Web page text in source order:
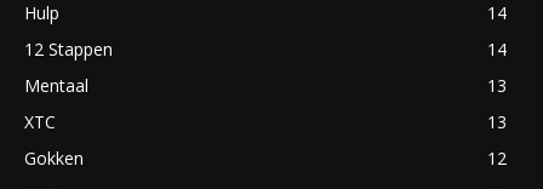
Hulp
14
12 Stappen
14
Mentaal
13
XTC
13
Gokken
12